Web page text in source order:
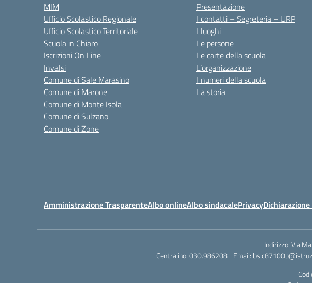
MIM
Ufficio Scolastico Regionale
Ufficio Scolastico Territoriale
Scuola in Chiaro
Iscrizioni On Line
Invalsi
Comune di Sale Marasino
Comune di Marone
Comune di Monte Isola
Comune di Sulzano
Comune di Zone
Presentazione
I contatti – Segreteria – URP
I luoghi
Le persone
Le carte della scuola
L’organizzazione
I numeri della scuola
La storia
Amministrazione TrasparenteAlbo onlineAlbo sindacalePrivacy
Indirizzo:Via
Centralino:030.986208 Email: